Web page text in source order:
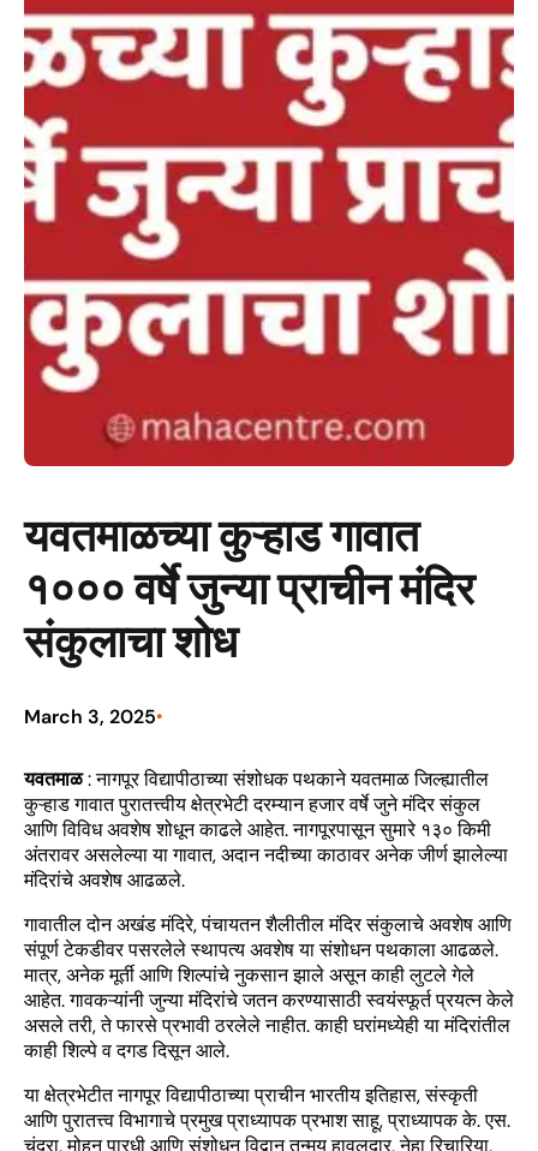
यवतमाळच्या कुऱ्हाड गावात
१००० वर्षे जुन्या प्राचीन मंदिर
संकुलाचा शोध
March 3, 2025•
यवतमाळ: नागपूर विद्यापीठाच्या संशोधक पथकाने यवतमाळ जिल्ह्यातील
कुऱ्हाड गावात पुरातत्त्वीय क्षेत्रभेटी दरम्यान हजार वर्षे जुने मंदिर संकुल
आणि विविध अवशेष शोधून काढले आहेत. नागपूरपासून सुमारे १३० किमी
अंतरावर असलेल्या या गावात, अदान नदीच्या काठावर अनेक जीर्ण झालेल्या
मंदिरांचे अवशेष आढळले.
गावातील दोन अखंड मंदिरे, पंचायतन शैलीतील मंदिर संकुलाचे अवशेष आणि
संपूर्ण टेकडीवर पसरलेले स्थापत्य अवशेष या संशोधन पथकाला आढळले.
मात्र, अनेक मूर्ती आणि शिल्पांचे नुकसान झाले असून काही लुटले गेले
आहेत. गावकऱ्यांनी जुन्या मंदिरांचे जतन करण्यासाठी स्वयंस्फूर्त प्रयत्न केले
असले तरी, ते फारसे प्रभावी ठरलेले नाहीत. काही घरांमध्येही या मंदिरांतील
काही शिल्पे व दगड दिसून आले.
या क्षेत्रभेटीत नागपूर विद्यापीठाच्या प्राचीन भारतीय इतिहास, संस्कृती
आणि पुरातत्त्व विभागाचे प्रमुख प्राध्यापक प्रभाश साहू, प्राध्यापक के. एस.